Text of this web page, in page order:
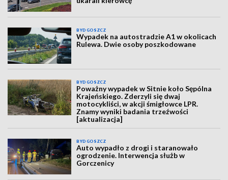
BYDGOSZCZ
Wypadek na autostradzie A1 w okolicach
Rulewa. Dwie osoby poszkodowane
BYDGOSZCZ
Poważny wypadek w Sitnie koło Sępólna
Krajeńskiego. Zderzyli się dwaj
motocykliści, w akcji śmigłowce LPR.
Znamy wyniki badania trzeźwości
[aktualizacja]
BYDGOSZCZ
Auto wypadło z drogi i staranowało
ogrodzenie. Interwencja służb w
Gorczenicy